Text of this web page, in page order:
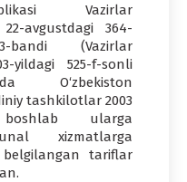
Vazirlar
avgustdagi 364-
(Vazirlar
yildagi 525-f-sonli
O‘zbekiston
tashkilotlar 2003
ularga
xizmatlarga
tariflar